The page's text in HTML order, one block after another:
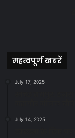
महत्वपूर्ण खबरें
July 17, 2025
July 14, 2025